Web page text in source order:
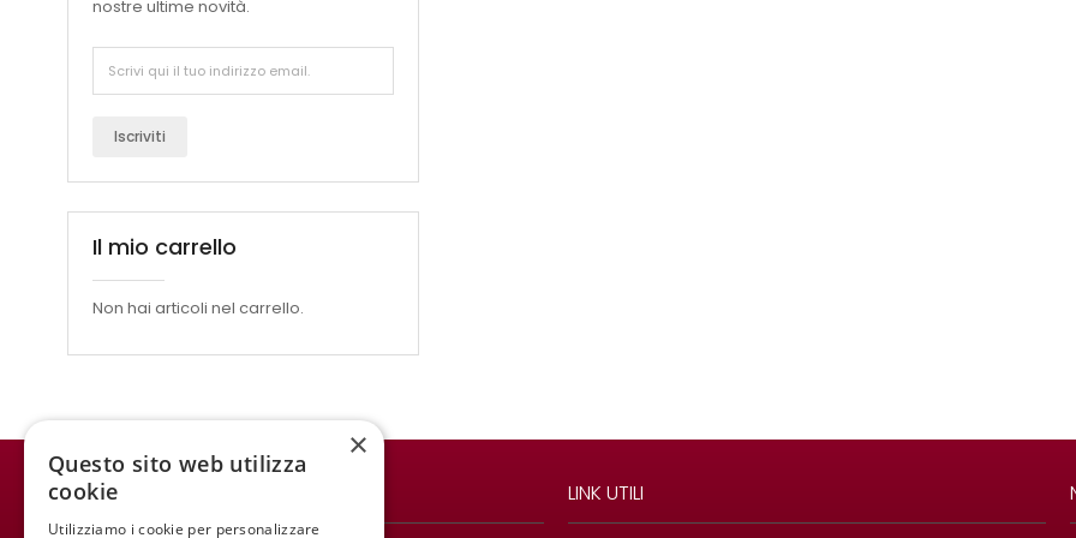
nostre ultime novità.
Iscriviti
Il mio carrello
Non hai articoli nel carrello.
WINE MEETING ER LINK UTILI
×
Questo sito web utilizza
cookie
Utilizziamo i cookie per personalizzare